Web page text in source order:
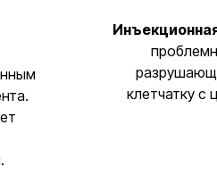
клетчатку с